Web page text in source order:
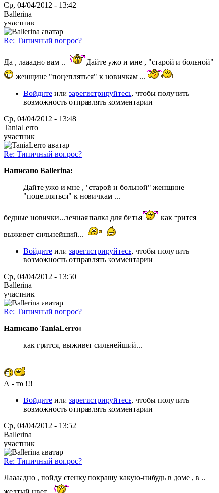
Ср, 04/04/2012 - 13:42
Ballerina
участник
Re: Типичный вопрос?
Да , лааадно вам ...
Дайте ужо и мне , "старой и больной"
женщине "поцепляться" к новичкам ...
Войдите или зарегистрируйтесь, чтобы получить
возможность отправлять комментарии
Ср, 04/04/2012 - 13:48
TaniaLerro
участник
Re: Типичный вопрос?
Написано Ballerina:
Дайте ужо и мне , "старой и больной" женщине
"поцепляться" к новичкам ...
бедные новички...вечная палка для битья
как грится,
выживет сильнейший...
Войдите или зарегистрируйтесь, чтобы получить
возможность отправлять комментарии
Ср, 04/04/2012 - 13:50
Ballerina
участник
Re: Типичный вопрос?
Написано TaniaLerro:
как грится, выживет сильнейший...
А - то !!!
Войдите или зарегистрируйтесь, чтобы получить
возможность отправлять комментарии
Ср, 04/04/2012 - 13:52
Ballerina
участник
Re: Типичный вопрос?
Лаааадно , пойду стенку покрашу какую-нибудь в доме , в ..
желтый цвет .